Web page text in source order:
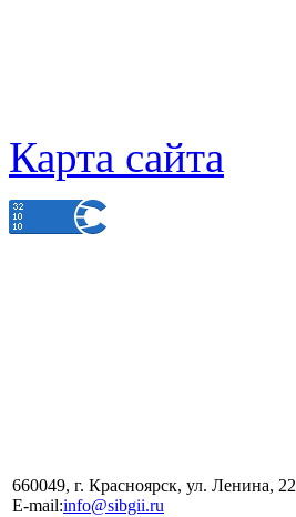
Карта сайта
660049, г. Красноярск, ул. Ленина, 22
E-mail:info@sibgii.ru